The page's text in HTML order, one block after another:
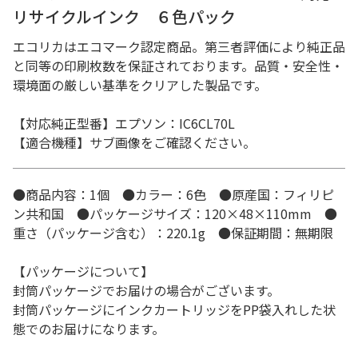
リサイクルインク ６色パック
エコリカはエコマーク認定商品。第三者評価により純正品
と同等の印刷枚数を保証されております。品質・安全性・
環境面の厳しい基準をクリアした製品です。
【対応純正型番】エプソン：IC6CL70L
【適合機種】サブ画像をご確認ください。
●商品内容：1個 ●カラー：6色 ●原産国：フィリピ
ン共和国 ●パッケージサイズ：120×48×110mm ●
重さ（パッケージ含む）：220.1g ●保証期間：無期限
【パッケージについて】
封筒パッケージでお届けの場合がございます。
封筒パッケージにインクカートリッジをPP袋入れした状
態でのお届けになります。